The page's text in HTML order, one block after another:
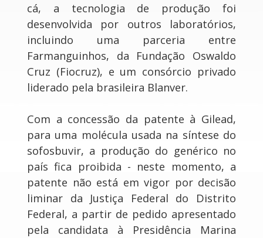
cá, a tecnologia de produção foi
desenvolvida por outros laboratórios,
incluindo uma parceria entre
Farmanguinhos, da Fundação Oswaldo
Cruz (Fiocruz), e um consórcio privado
liderado pela brasileira Blanver.
Com a concessão da patente à Gilead,
para uma molécula usada na síntese do
sofosbuvir, a produção do genérico no
país fica proibida - neste momento, a
patente não está em vigor por decisão
liminar da Justiça Federal do Distrito
Federal, a partir de pedido apresentado
pela candidata à Presidência Marina